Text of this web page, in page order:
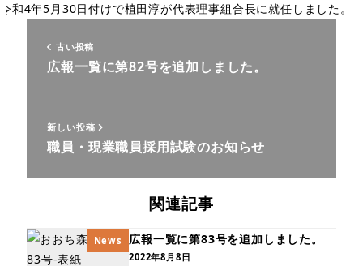
令和4年5月30日付けで植田淳が代表理事組合長に就任しました。
古い投稿
広報一覧に第82号を追加しました。
新しい投稿
職員・現業職員採用試験のお知らせ
関連記事
News 広報一覧に第83号を追加しました。
2022年8月8日